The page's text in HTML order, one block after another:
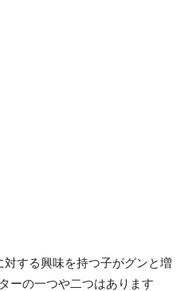
する興味を持つ子がグンと増
ーの一つや二つはあります